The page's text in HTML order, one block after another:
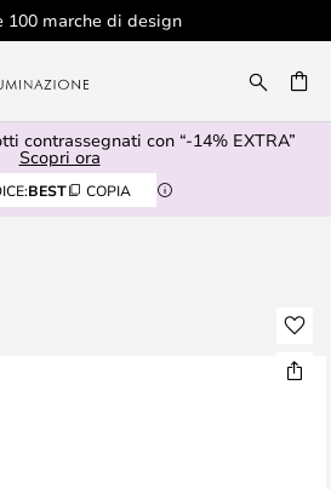
100 marche di design
contrassegnati con “-14% EXTRA”
Scopri ora
BEST COPIA